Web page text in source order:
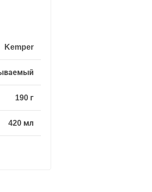
Kemper
190 г
420 мл